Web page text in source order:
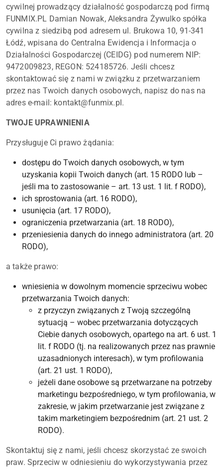
cywilnej prowadzący działalność gospodarczą pod firmą
FUNMIX.PL Damian Nowak, Aleksandra Żywulko spółka
cywilna z siedzibą pod adresem ul. Brukowa 10, 91-341
Łódź, wpisana do Centralna Ewidencja i Informacja o
Działalności Gospodarczej (CEIDG) pod numerem NIP:
9472009823, REGON: 524185726. Jeśli chcesz
skontaktować się z nami w związku z przetwarzaniem
przez nas Twoich danych osobowych, napisz do nas na
adres e-mail: kontakt@funmix.pl.
TWOJE UPRAWNIENIA
Przysługuje Ci prawo żądania:
dostępu do Twoich danych osobowych, w tym
uzyskania kopii Twoich danych (art. 15 RODO lub –
jeśli ma to zastosowanie – art. 13 ust. 1 lit. f RODO),
ich sprostowania (art. 16 RODO),
usunięcia (art. 17 RODO),
ograniczenia przetwarzania (art. 18 RODO),
przeniesienia danych do innego administratora (art. 20
RODO),
a także prawo:
wniesienia w dowolnym momencie sprzeciwu wobec
przetwarzania Twoich danych:
z przyczyn związanych z Twoją szczególną
sytuacją – wobec przetwarzania dotyczących
Ciebie danych osobowych, opartego na art. 6 ust. 1
lit. f RODO (tj. na realizowanych przez nas prawnie
uzasadnionych interesach), w tym profilowania
(art. 21 ust. 1 RODO),
jeżeli dane osobowe są przetwarzane na potrzeby
marketingu bezpośredniego, w tym profilowania, w
zakresie, w jakim przetwarzanie jest związane z
takim marketingiem bezpośrednim (art. 21 ust. 2
RODO).
Skontaktuj się z nami, jeśli chcesz skorzystać ze swoich
praw. Sprzeciw w odniesieniu do wykorzystywania przez